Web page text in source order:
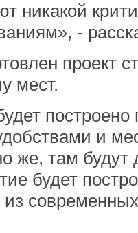
никакой
-
проект
мест.
построено
и
же, там будут
будет
из